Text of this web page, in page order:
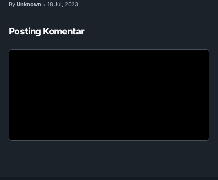
By Unknown • 18 Jul, 2023
Posting Komentar